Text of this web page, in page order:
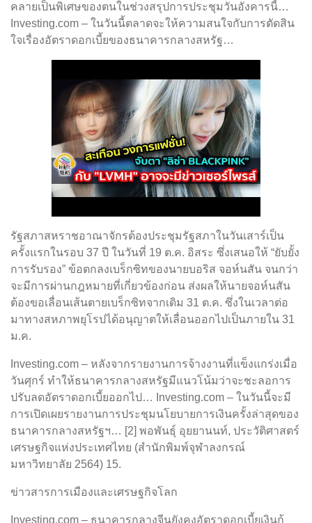
คลายเป็นพิเศษของตนในช่วงสรุปการประชุมวันอังคารนี้…
Investing.com – ในวันนี้ตลาดจะให้ความสนใจกับการตัดสิน
ใจเรื่องอัตราดอกเบี้ยของธนาคารกลางสหรัฐ…
รัฐสภาสหราชอาณาจักรต้องประชุมรัฐสภาในวันเสาร์เป็น
ครั้งแรกในรอบ 37 ปี ในวันที่ 19 ต.ค. อิสระ ซึ่งเสนอให้ “ยับยั้ง
การรับรอง” ข้อตกลงเบร็กซิทของนายบอริส จอห์นสัน จนกว่า
จะมีการผ่านกฎหมายที่เกี่ยวข้องก่อน ส่งผลให้นายจอห์นสัน
ต้องขอเลื่อนเส้นตายเบร็กซิทจากเดิม 31 ต.ค. ซึ่งในเวลาต่อ
มาทางสหภาพยุโรปได้อนุญาตให้เลื่อนออกไปเป็นภายใน 31
ม.ค.
Investing.com – หลังจากรายงานการจ้างงานที่แข็งแกร่งเมื่อ
วันศุกร์ ทำให้ธนาคารกลางสหรัฐมีแนวโน้มว่าจะชะลอการ
ปรับลดอัตราดอกเบี้ยออกไป… Investing.com – ในวันนี้จะมี
การเปิดเผยรายงานการประชุมนโยบายการเงินครั้งล่าสุดของ
ธนาคารกลางสหรัฐฯ… [2] พอพันธุ์ อุยยานนท์, ประวัติศาสตร์
เศรษฐกิจแห่งประเทศไทย (สำนักพิมพ์จุฬาลงกรณ์
มหาวิทยาลัย 2564) 15.
ข่าวสารการเมืองและเศรษฐกิจโลก
Investing.com – ธนาคารกลางจีนยังคงอัตราดอกเบี้ยเงินกู้